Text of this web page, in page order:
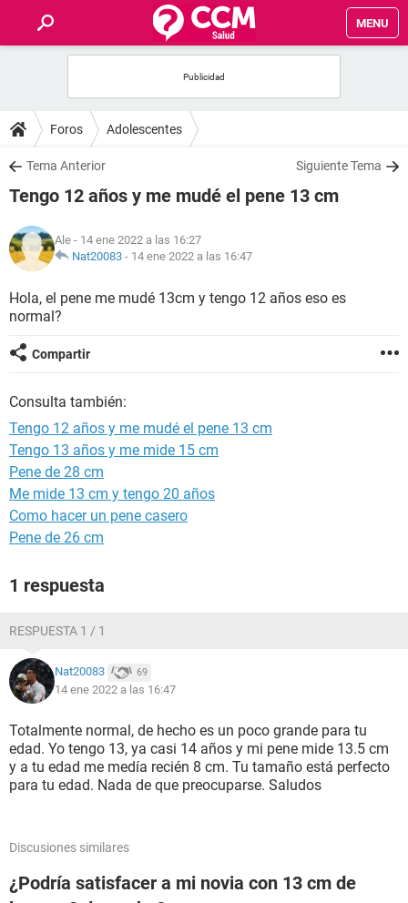
MENU
FOROS
SALUD
FAMILIA
NUTRICIÓN
BIENESTAR
SEXUALIDAD
GLOSARIO
Foros Adolescentes
Tema Anterior Siguiente Tema
Tengo 12 años y me mudé el pene 13 cm
Ale - 14 ene 2022 a las 16:27
Nat20083 - 14 ene 2022 a las 16:47
Hola, el pene me mudé 13cm y tengo 12 años eso es
normal?
Compartir
Consulta también:
Tengo 12 años y me mudé el pene 13 cm
Tengo 13 años y me mide 15 cm
Pene de 28 cm
Me mide 13 cm y tengo 20 años
Como hacer un pene casero
Pene de 26 cm
1 respuesta
RESPUESTA 1 / 1
Nat20083 69
14 ene 2022 a las 16:47
Totalmente normal, de hecho es un poco grande para tu
edad. Yo tengo 13, ya casi 14 años y mi pene mide 13.5 cm
y a tu edad me medía recién 8 cm. Tu tamaño está perfecto
para tu edad. Nada de que preocuparse. Saludos
Discusiones similares
¿Podría satisfacer a mi novia con 13 cm de